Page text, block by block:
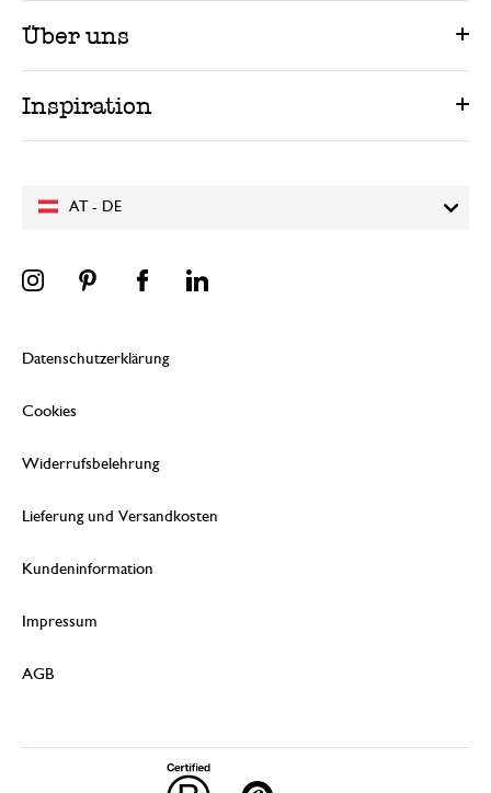
AT - DE
Über uns
Inspiration
Datenschutzerklärung
Cookies
Widerrufsbelehrung
Lieferung und Versandkosten
Kundeninformation
Impressum
AGB